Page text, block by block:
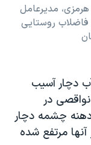
هرمزی، مدیرعامل
روستایی
آب دچار آسیب
نواقصی در
برق و پمپ شدند. بیش از ۱۰ دهنه چشمه دچار
مرتفع شده